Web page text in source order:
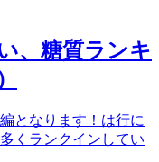
、糖質ランキ
となります！は行に
くランクインしてい